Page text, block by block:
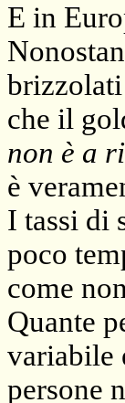
E in
che il
non è a
è
I tassi di
poco
come
Quante
variabile
persone